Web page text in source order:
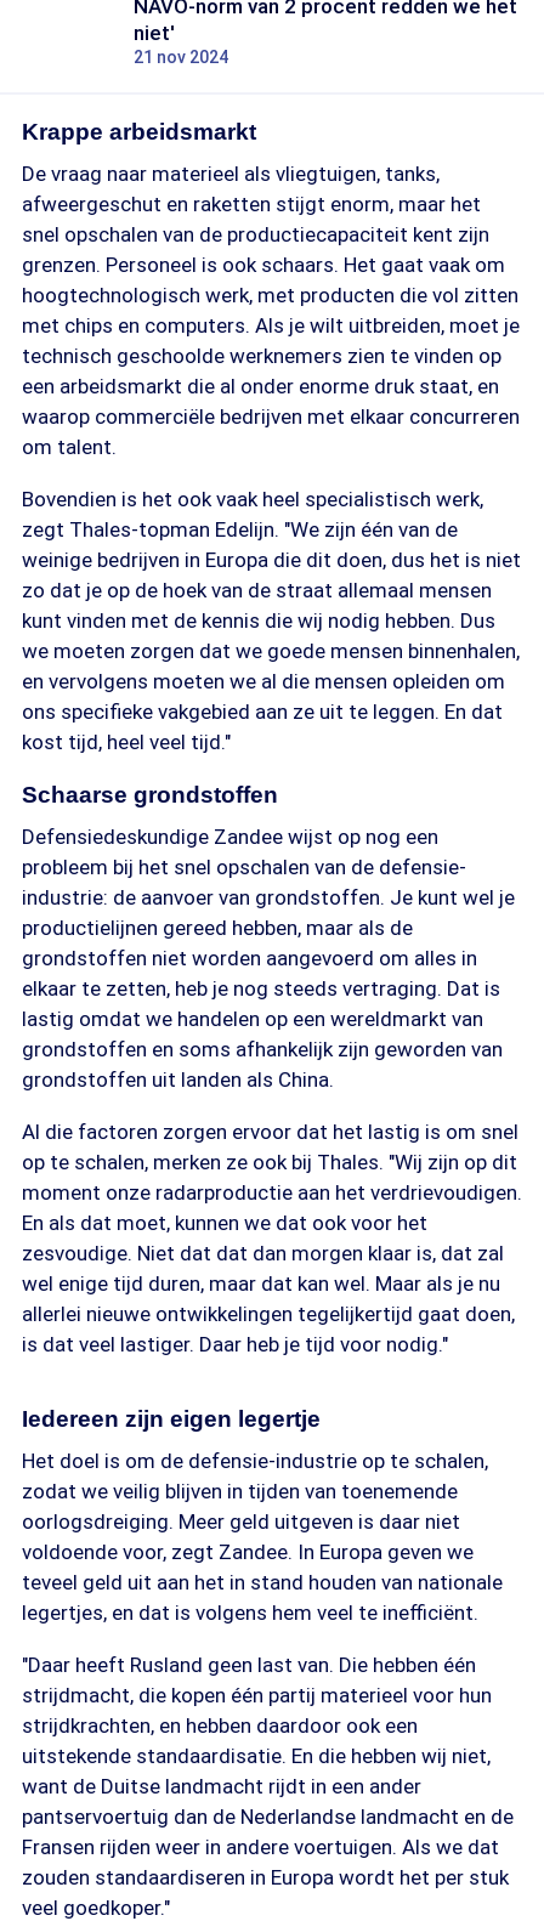
NAVO-norm van 2 procent redden we het
niet'
21 nov 2024
Krappe arbeidsmarkt
De vraag naar materieel als vliegtuigen, tanks,
afweergeschut en raketten stijgt enorm, maar het
snel opschalen van de productiecapaciteit kent zijn
grenzen. Personeel is ook schaars. Het gaat vaak om
hoogtechnologisch werk, met producten die vol zitten
met chips en computers. Als je wilt uitbreiden, moet je
technisch geschoolde werknemers zien te vinden op
een arbeidsmarkt die al onder enorme druk staat, en
waarop commerciële bedrijven met elkaar concurreren
om talent.
Bovendien is het ook vaak heel specialistisch werk,
zegt Thales-topman Edelijn. "We zijn één van de
weinige bedrijven in Europa die dit doen, dus het is niet
zo dat je op de hoek van de straat allemaal mensen
kunt vinden met de kennis die wij nodig hebben. Dus
we moeten zorgen dat we goede mensen binnenhalen,
en vervolgens moeten we al die mensen opleiden om
ons specifieke vakgebied aan ze uit te leggen. En dat
kost tijd, heel veel tijd."
Schaarse grondstoffen
Defensiedeskundige Zandee wijst op nog een
probleem bij het snel opschalen van de defensie-
industrie: de aanvoer van grondstoffen. Je kunt wel je
productielijnen gereed hebben, maar als de
grondstoffen niet worden aangevoerd om alles in
elkaar te zetten, heb je nog steeds vertraging. Dat is
lastig omdat we handelen op een wereldmarkt van
grondstoffen en soms afhankelijk zijn geworden van
grondstoffen uit landen als China.
Al die factoren zorgen ervoor dat het lastig is om snel
op te schalen, merken ze ook bij Thales. "Wij zijn op dit
moment onze radarproductie aan het verdrievoudigen.
En als dat moet, kunnen we dat ook voor het
zesvoudige. Niet dat dat dan morgen klaar is, dat zal
wel enige tijd duren, maar dat kan wel. Maar als je nu
allerlei nieuwe ontwikkelingen tegelijkertijd gaat doen,
is dat veel lastiger. Daar heb je tijd voor nodig."
Iedereen zijn eigen legertje
Het doel is om de defensie-industrie op te schalen,
zodat we veilig blijven in tijden van toenemende
oorlogsdreiging. Meer geld uitgeven is daar niet
voldoende voor, zegt Zandee. In Europa geven we
teveel geld uit aan het in stand houden van nationale
legertjes, en dat is volgens hem veel te inefficiënt.
"Daar heeft Rusland geen last van. Die hebben één
strijdmacht, die kopen één partij materieel voor hun
strijdkrachten, en hebben daardoor ook een
uitstekende standaardisatie. En die hebben wij niet,
want de Duitse landmacht rijdt in een ander
pantservoertuig dan de Nederlandse landmacht en de
Fransen rijden weer in andere voertuigen. Als we dat
zouden standaardiseren in Europa wordt het per stuk
veel goedkoper."